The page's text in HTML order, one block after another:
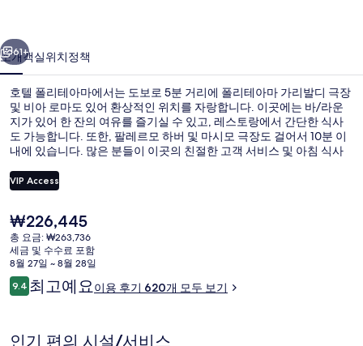
의
사
진
갤
러
리
61+
소개객실위치정책
호텔 폴리테아마에서는 도보로 5분 거리에 폴리테아마 가리발디 극장
및 비아 로마도 있어 환상적인 위치를 자랑합니다. 이곳에는 바/라운
지가 있어 한 잔의 여유를 즐기실 수 있고, 레스토랑에서 간단한 식사
도 가능합니다. 또한, 팔레르모 하버 및 마시모 극장도 걸어서 10분 이
내에 있습니다. 많은 분들이 이곳의 친절한 고객 서비스 및 아침 식사
VIP Access
현
재
가
격
은
₩226,445
₩226,445
총 요금: ₩263,736
세금 및 수수료 포함
8월 27일 ~ 8월 28일
이
용
기
9.410점 만점 중 9.4점.
최고예요이용 후기 620개 모두 보기
인기 편의 시설/서비스